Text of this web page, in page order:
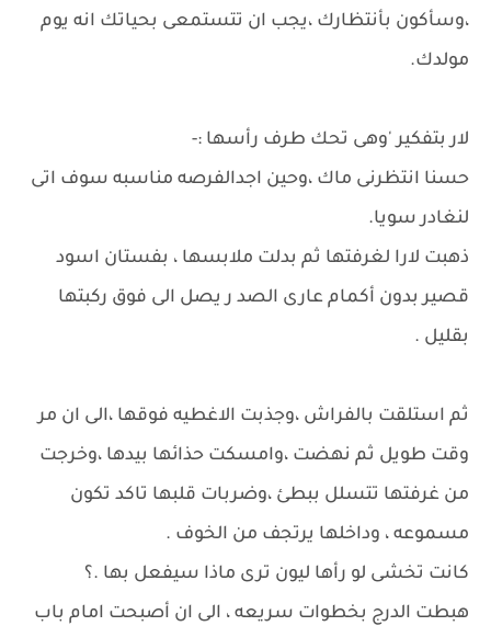
،وسأكون بأنتظارك ،يجب ان تتستمعى بحياتك انه يوم
مولدك.
لار بتفكير 'وهى تحك طرف رأسها :-
حسنا انتظرنى ماك ،وحين اجدالفرصه مناسبه سوف اتى
لنغادر سويا.
ذهبت لارا لغرفتها ثم بدلت ملابسها ، بفستان اسود
قصير بدون أكمام عارى الصد ر يصل الى فوق ركبتها
بقليل .
ثم استلقت بالفراش ،وجذبت الاغطيه فوقها ،الى ان مر
وقت طويل ثم نهضت ،وامسكت حذائها بيدها ،وخرجت
من غرفتها تتسلل ببطئ ،وضربات قلبها تاكد تكون
مسموعه ، وداخلها يرتجف من الخوف .
كانت تخشى لو رأها ليون ترى ماذا سيفعل بها .؟
هبطت الدرج بخطوات سريعه ، الى ان أصبحت امام باب